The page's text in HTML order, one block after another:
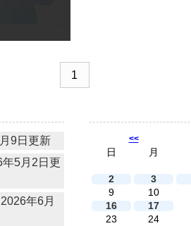
1
9日更新
5月2日更
年6月
<<
日 月
2
3
9
10
16
17
23
24